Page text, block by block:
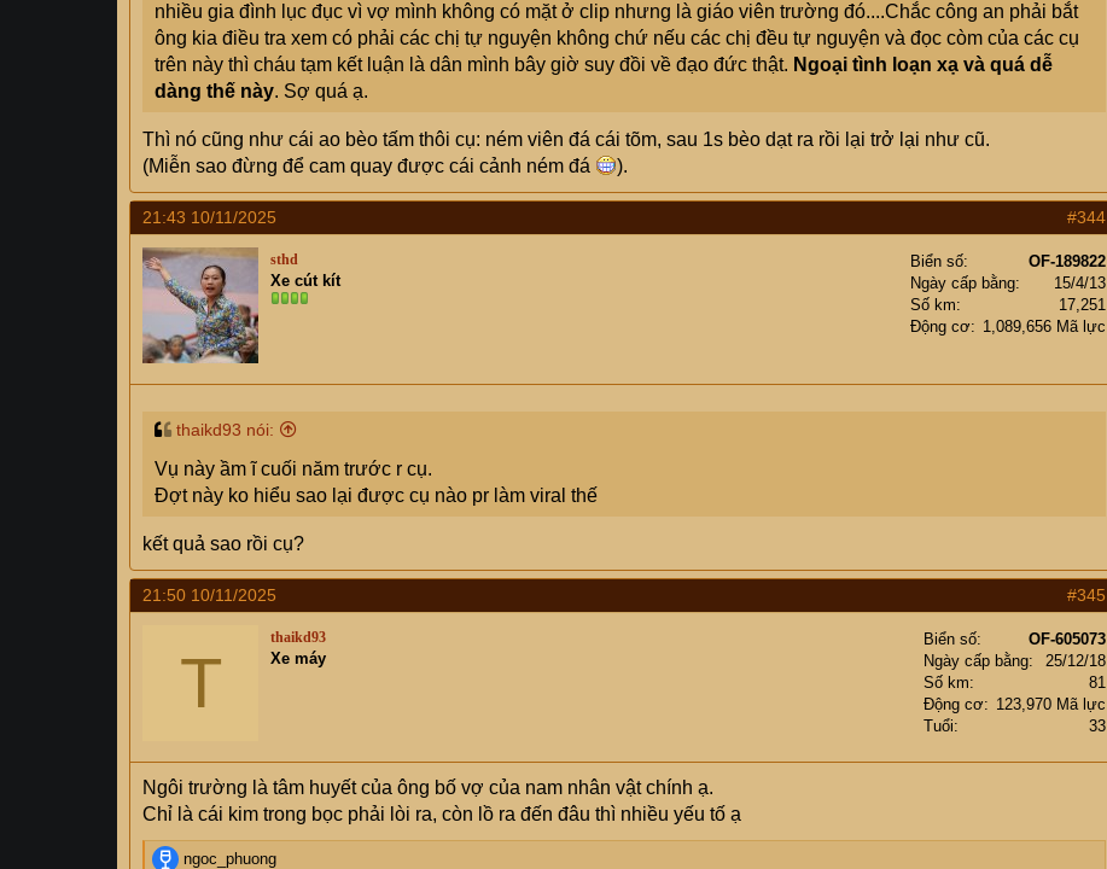
nhiều gia đình lục đục vì vợ mình không có mặt ở clip nhưng là giáo viên trường đó....Chắc công an phải bắt
ông kia điều tra xem có phải các chị tự nguyện không chứ nếu các chị đều tự nguyện và đọc còm của các cụ
trên này thì cháu tạm kết luận là dân mình bây giờ suy đồi về đạo đức thật. Ngoại tình loạn xạ và quá dễ
dàng thế này. Sợ quá ạ.
Thì nó cũng như cái ao bèo tấm thôi cụ: ném viên đá cái tõm, sau 1s bèo dạt ra rồi lại trở lại như cũ.
(Miễn sao đừng để cam quay được cái cảnh ném đá
).
21:43 10/11/2025 #344
sthd
Xe cút kít
Biển số
OF-189822
Ngày cấp bằng
15/4/13
Số km
17,251
Động cơ
1,089,656 Mã lực
thaikd93 nói:
Vụ này ầm ĩ cuối năm trước r cụ.
Đợt này ko hiểu sao lại được cụ nào pr làm viral thế
kết quả sao rồi cụ?
21:50 10/11/2025 #345
T
thaikd93
Xe máy
Biển số
OF-605073
Ngày cấp bằng
25/12/18
Số km
81
Động cơ
123,970 Mã lực
Tuổi
33
Ngôi trường là tâm huyết của ông bố vợ của nam nhân vật chính ạ.
Chỉ là cái kim trong bọc phải lòi ra, còn lồ ra đến đâu thì nhiều yếu tố ạ
R
ngoc_phuong